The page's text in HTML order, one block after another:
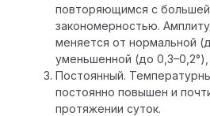
повторяющимся с
закономерностью.
меняется от нормальной
уменьшенной (до
Постоянный.
постоянно повышен и
протяжении суток.